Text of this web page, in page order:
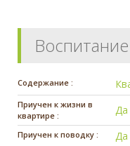
Воспитание
Содержание :
Приучен к жизни в
квартире :
Да
Приучен к поводку : Да